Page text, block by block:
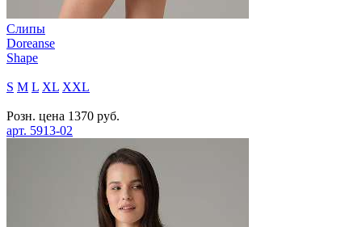
Слипы
Doreanse
Shape
S M L XL XXL
Розн. цена 1370 руб.
арт. 5913-02